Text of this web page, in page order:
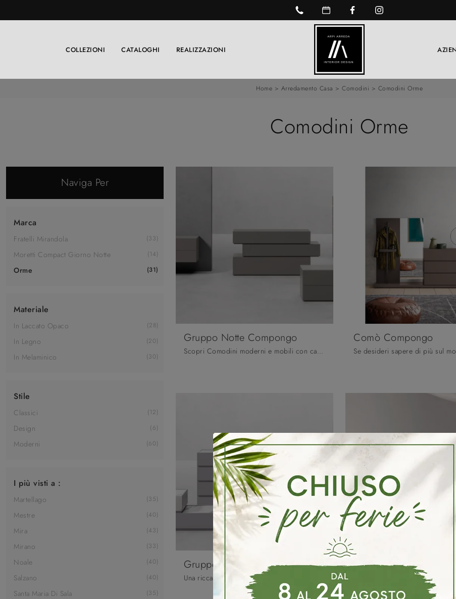
COLLEZIONI CATALOGHI REALIZZAZIONI
Home > Arredamento Casa > Comodini > Comodini Orme
Comodini Orme
Naviga Per
Marca
Fratelli Mirandola 33
Moretti Compact Giorno Notte 14
Orme 31
Materiale
In Laccato Opaco 28
In Legno 20
In Melaminico 30
Stile
Classici 12
Design 6
Moderni 60
I più visti a :
Martellago 35
Mestre 40
Mira 43
Mirano 33
Noale 40
Salzano 40
Santa Maria Di Sala 35
Gruppo Notte Compongo
Scopri Comodini moderni e mobili con cassetti Orme! Il modello Gruppo Notte Compongo realizzato in laccato opaco è la scelta ideale.
Comò Compongo
Gruppo Notte Lego Gruppo Notte Chiara